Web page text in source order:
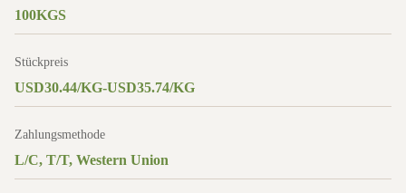
100KGS
Stückpreis
USD30.44/KG-USD35.74/KG
Zahlungsmethode
L/C, T/T, Western Union